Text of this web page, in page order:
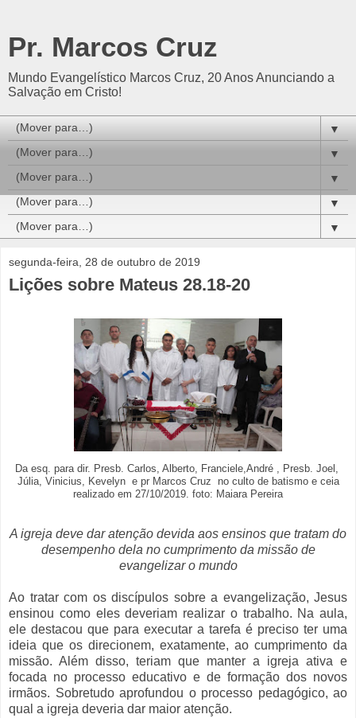
Pr. Marcos Cruz
Mundo Evangelístico Marcos Cruz, 20 Anos Anunciando a
Salvação em Cristo!
▼
▼
▼
▼
▼
segunda-feira, 28 de outubro de 2019
Lições sobre Mateus 28.18-20
Da esq. para dir. Presb. Carlos, Alberto, Franciele,André , Presb. Joel,
Júlia, Vinicius, Kevelyn e pr Marcos Cruz no culto de batismo e ceia
realizado em 27/10/2019. foto: Maiara Pereira
A igreja deve dar atenção devida aos ensinos que tratam do
desempenho dela no cumprimento da missão de
evangelizar o mundo
Ao tratar com os discípulos sobre a evangelização, Jesus
ensinou como eles deveriam realizar o trabalho. Na aula,
ele destacou que para executar a tarefa é preciso ter uma
ideia que os direcionem, exatamente, ao cumprimento da
missão. Além disso, teriam que manter a igreja ativa e
focada no processo educativo e de formação dos novos
irmãos. Sobretudo aprofundou o processo pedagógico, ao
qual a igreja deveria dar maior atenção.